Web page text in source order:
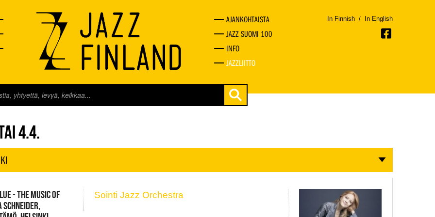
AJANKOHTAISTA
JAZZ SUOMI 100
INFO
JAZZLIITTO
In Finnish / In English
LIVE
4.4.
- THE MUSIC OF
Sointi Jazz Orchestra